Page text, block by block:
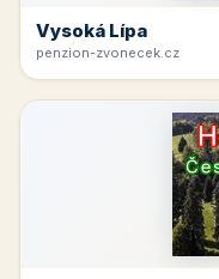
Vysoká Lípa
penzion-zvonecek.cz